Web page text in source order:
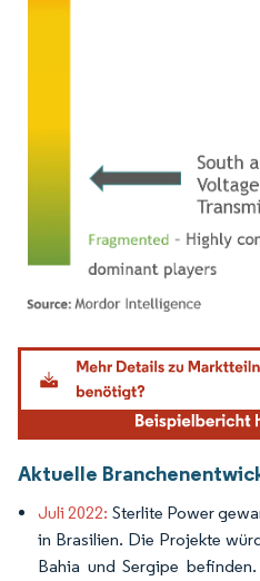
Bild © Mordor Intelligence.
Aktuelle
Juli 2022: Sterlite Power
in Brasilien. Die Projekte
Bahia und Sergipe